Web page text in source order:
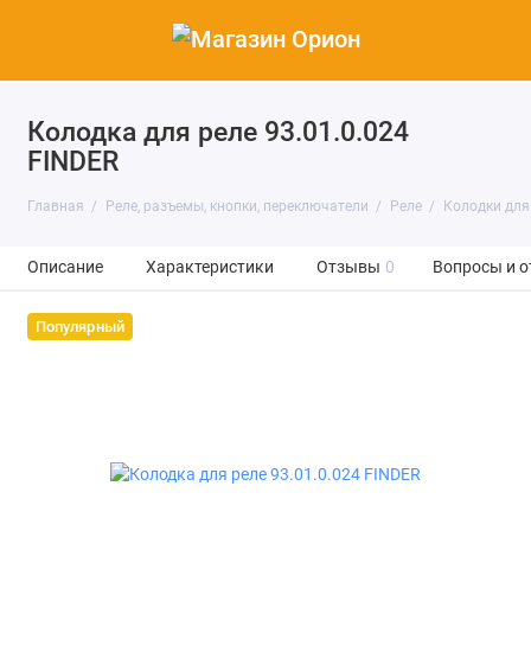
Колодка для реле 93.01.0.024
FINDER
Главная Реле, разъемы, кнопки, переключатели Реле Колодки
Описание Характеристики Отзывы 0 Вопросы и
Популярный